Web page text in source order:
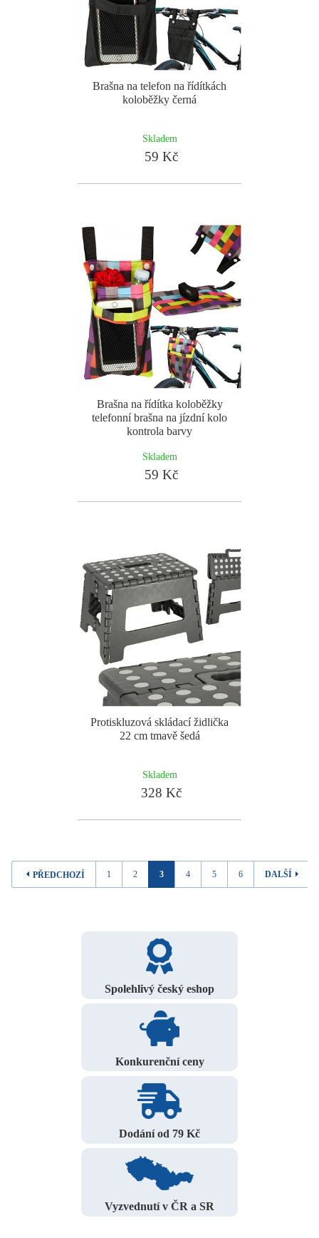
Brašna na telefon na řídítkách
koloběžky černá
Skladem
59 Kč
Brašna na řídítka koloběžky
telefonní brašna na jízdní kolo
kontrola barvy
Skladem
59 Kč
Protiskluzová skládací židlička
22 cm tmavě šedá
Skladem
328 Kč
PŘEDCHOZÍ 1 2 3 4 5 6 DALŠÍ
Spolehlivý český eshop
Konkurenční ceny
Dodání od 79 Kč
Vyzvednutí v ČR a SR